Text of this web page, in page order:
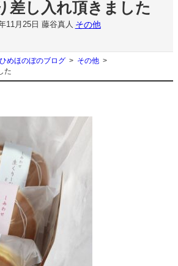
差し入れ頂きました
11月25日 藤谷真人 その他
めほのぼのブログ
その他
た